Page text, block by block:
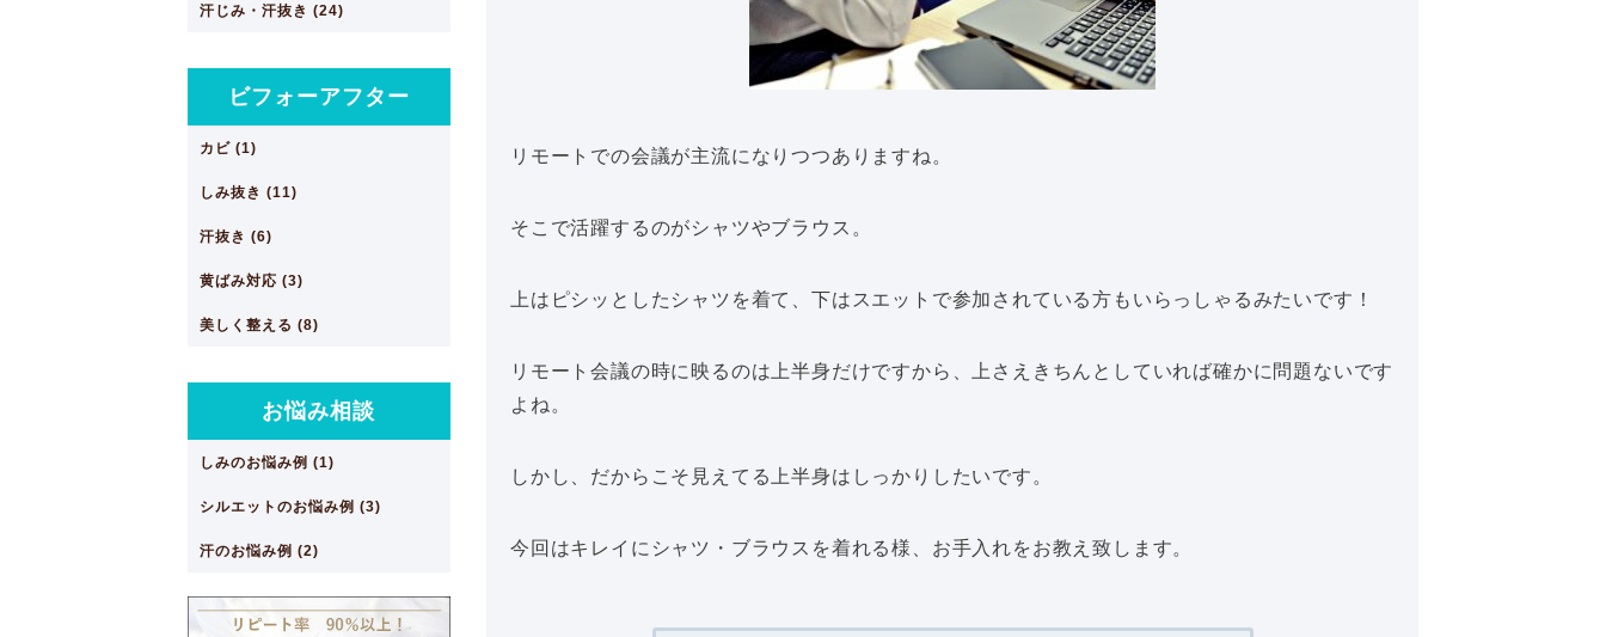
リモートでの会議が主流になりつつありますね。
そこで活躍するのがシャツやブラウス。
上はピシッとしたシャツを着て、下はスエットで参加されている方もいらっしゃるみたいです！
リモート会議の時に映るのは上半身だけですから、上さえきちんとしていれば確かに問題ないです
よね。
しかし、だからこそ見えてる上半身はしっかりしたいです。
今回はキレイにシャツ・ブラウスを着れる様、お手入れをお教え致します。
汗じみ・汗抜き (24)
ビフォーアフター
カビ (1)
しみ抜き (11)
汗抜き (6)
黄ばみ対応 (3)
美しく整える (8)
お悩み相談
しみのお悩み例 (1)
シルエットのお悩み例 (3)
汗のお悩み例 (2)